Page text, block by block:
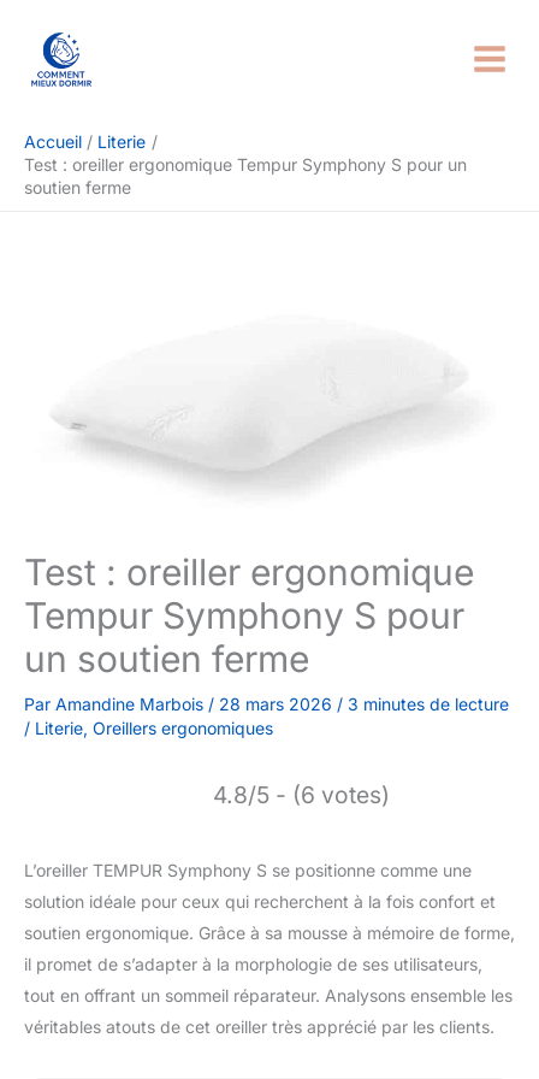
contenu
Accueil
Literie
Test : oreiller ergonomique Tempur Symphony S pour un
soutien ferme
Test : oreiller ergonomique
Tempur Symphony S pour
un soutien ferme
Par Amandine Marbois / 28 mars 2026 / 3 minutes de lecture
/ Literie, Oreillers ergonomiques
4.8/5 - (6 votes)
L’oreiller TEMPUR Symphony S se positionne comme une
solution idéale pour ceux qui recherchent à la fois confort et
soutien ergonomique. Grâce à sa mousse à mémoire de forme,
il promet de s’adapter à la morphologie de ses utilisateurs,
tout en offrant un sommeil réparateur. Analysons ensemble les
véritables atouts de cet oreiller très apprécié par les clients.